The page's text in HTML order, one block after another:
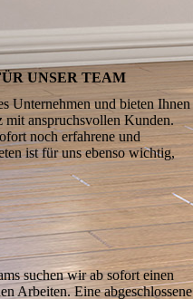
UNSER TEAM
Unternehmen und bieten Ihnen
mit anspruchsvollen Kunden.
noch erfahrene und
ist für uns ebenso wichtig,
suchen wir ab sofort einen
Arbeiten. Eine abgeschlossene